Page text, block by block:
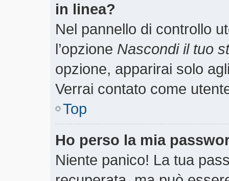
in linea?
Nel pannello di controllo
l’opzione Nascondi il tuo
opzione, apparirai solo
Verrai contato come
Top
Ho perso la mia
Niente panico! La tua